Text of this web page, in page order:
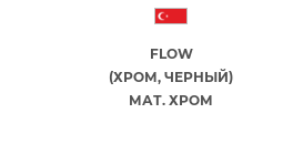
FLOW
(ХРОМ, ЧЕРНЫЙ)
МАТ. ХРОМ